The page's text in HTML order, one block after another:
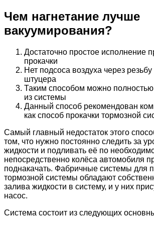
Чем нагнетание лучше
вакуумирования?
Достаточно простое исполнение
прокачки
Нет подсоса воздуха через
штуцера
Таким способом можно полностью
из системы
Данный способ рекомендован
как способ прокачки тормозной
Самый главный недостаток этого
том, что нужно постоянно следить за
жидкости и подливать её по
непосредственно колёса автомобиля
поднакачать. Фабричные системы для
тормозной системы обладают
залива жидкости в систему, и у них
насос.
Система состоит из следующих